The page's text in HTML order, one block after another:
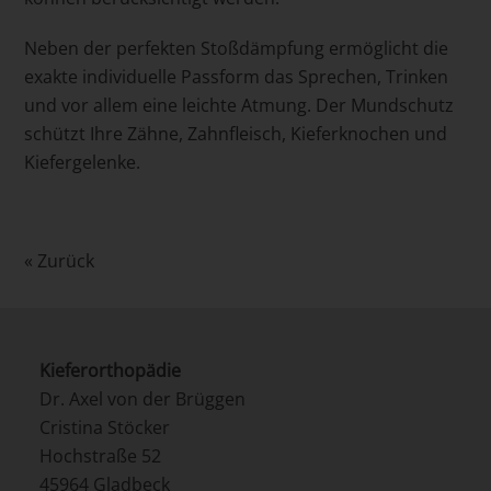
Neben der perfekten Stoßdämpfung ermöglicht die
exakte individuelle Passform das Sprechen, Trinken
und vor allem eine leichte Atmung. Der Mundschutz
schützt Ihre Zähne, Zahnfleisch, Kieferknochen und
Kiefergelenke.
« Zurück
Kieferorthopädie
Dr. Axel von der Brüggen
Cristina Stöcker
Hochstraße 52
45964 Gladbeck